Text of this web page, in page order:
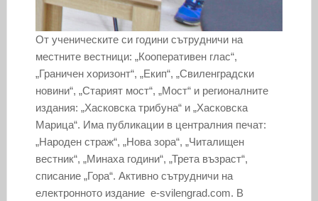
От ученическите си години сътрудничи на
местните вестници: „Кооперативен глас“,
„Граничен хоризонт“, „Екип“, „Свиленградски
новини“, „Старият мост“, „Мост“ и регионалните
издания: „Хасковска трибуна“ и „Хасковска
Марица“. Има публикации в централния печат:
„Народен страж“, „Нова зора“, „Читалищен
вестник“, „Минаха години“, „Трета възраст“,
списание „Гора“. Активно сътрудничи на
електронното издание e-svilengrad.com. В